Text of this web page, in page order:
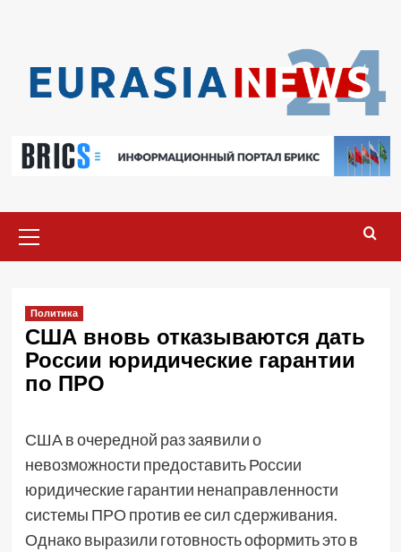
меню
Политика
США вновь отказываются дать
России юридические гарантии
по ПРО
США в очередной раз заявили о
невозможности предоставить России
юридические гарантии ненаправленности
системы ПРО против ее сил сдерживания.
Однако выразили готовность оформить это в